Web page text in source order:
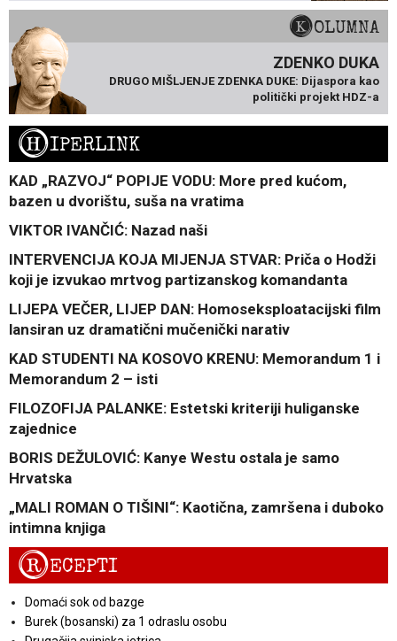
KOLUMNA
ZDENKO DUKA
DRUGO MIŠLJENJE ZDENKA DUKE: Dijaspora kao
politički projekt HDZ-a
HIPERLINK
KAD „RAZVOJ“ POPIJE VODU: More pred kućom,
bazen u dvorištu, suša na vratima
VIKTOR IVANČIĆ: Nazad naši
INTERVENCIJA KOJA MIJENJA STVAR: Priča o Hodži
koji je izvukao mrtvog partizanskog komandanta
LIJEPA VEČER, LIJEP DAN: Homoseksploatacijski film
lansiran uz dramatični mučenički narativ
KAD STUDENTI NA KOSOVO KRENU: Memorandum 1 i
Memorandum 2 – isti
FILOZOFIJA PALANKE: Estetski kriteriji huliganske
zajednice
BORIS DEŽULOVIĆ: Kanye Westu ostala je samo
Hrvatska
„MALI ROMAN O TIŠINI“: Kaotična, zamršena i duboko
intimna knjiga
RECEPTI
Domaći sok od bazge
Burek (bosanski) za 1 odraslu osobu